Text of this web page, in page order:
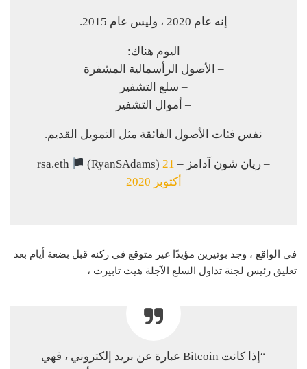
إنه عام 2020 ، وليس عام 2015.
اليوم هناك:
– الأصول الرأسمالية المشفرة
– سلع التشفير
– أموال التشفير
نفس فئات الأصول الفائقة مثل التمويل القديم.
– ريان شون آدامز – rsa.eth (RyanSAdams)21
أكتوبر 2020
في الواقع ، وجد بوتيرين مؤيدًا غير متوقع في ركنه قبل بضعة أيام بعد
تعليق رئيس لجنة تداول السلع الآجلة هيث تابيرت ،
“إذا كانت Bitcoin عبارة عن بريد إلكتروني ، فهي